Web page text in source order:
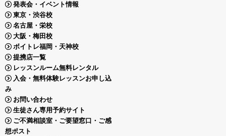
発表会・イベント情報
東京・渋谷校
名古屋・栄校
大阪・梅田校
ボイトレ福岡・天神校
提携店一覧
レッスンルーム無料レンタル
入会・無料体験レッスンお申し込
み
お問い合わせ
生徒さん専用予約サイト
ご不満相談室・ご要望窓口・ご感
想ポスト